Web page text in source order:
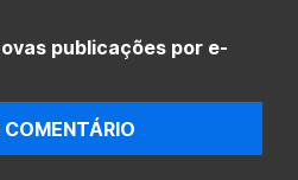
publicações por e-
COMENTÁRIO